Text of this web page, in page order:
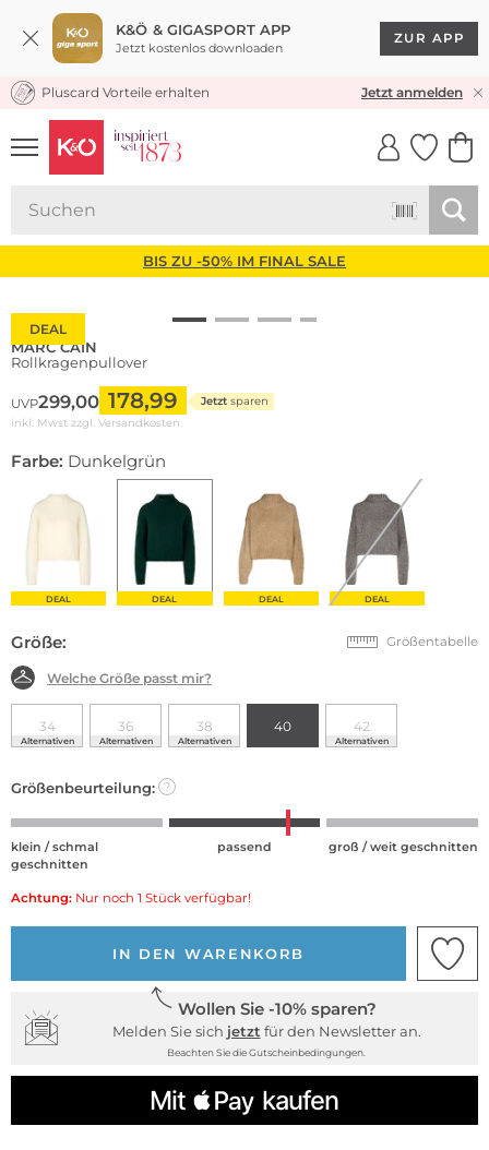
K&Ö & GIGASPORT APP
Jetzt kostenlos downloaden
ZUR APP
KOSTENLOSER VERSAND* & RÜCKVERSAND
Pluscard Vorteile erhalten Jetzt anmelden
UNSERE APP
CLICK &
BIS ZU -50% IM FINAL SALE
DEAL
MARC CAIN
Rollkragenpullover
UVP299,00 178,99 Jetzt sparen
inkl. Mwst zzgl. Versandkosten
Farbe: Dunkelgrün
DEAL DEAL DEAL DEAL
Größe: Größentabelle
Welche Größe passt mir?
34
Alternativen
36
Alternativen
38
Alternativen
40 42
Alternativen
Größenbeurteilung: ?
klein / schmal
geschnitten
passend groß / weit geschnitten
Achtung: Nur noch 1 Stück verfügbar!
IN DEN WARENKORB
Wollen Sie -10% sparen?
Melden Sie sich jetzt für den Newsletter an.
Beachten Sie die Gutscheinbedingungen.